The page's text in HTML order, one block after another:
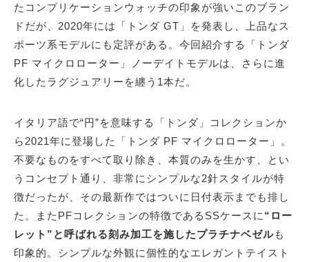
たコンプリケーションウォッチの印象が強いこのブラン
ドだが、2020年には「トンダ GT」を発表し、上品なス
ポーツ系モデルにも定評がある。今回紹介する「トンダ
PF マイクロローター」ノーデイトモデルは、さらに進
化したラグジュアリーを纏う1本だ。
イタリア語で“円”を意味する「トンダ」コレクションか
ら2021年に登場した「トンダ PF マイクロローター」。
不要なものをすべて取り除き、本質のみを生かす、とい
うコンセプト通り、非常にシンプルな2針スタイルが特
徴だったが、その最新作ではついに日付表示までも排し
た。またPFコレクションの特徴であるSSケースに “ロー
レット”と呼ばれる刻み加工を施したプラチナベゼルも
印象的。シンプルな外観に個性的なエレガントテイスト